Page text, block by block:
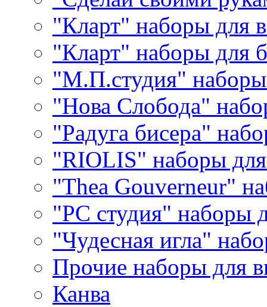
"Кларт" наборы для
"Кларт" наборы для
"М.П.студия"
"Нова Слобода"
"Радуга бисера"
"RIOLIS" наборы
"Thea Gouverneur"
"РС студия" наборы
"Чудесная игла"
Прочие наборы для
Канва